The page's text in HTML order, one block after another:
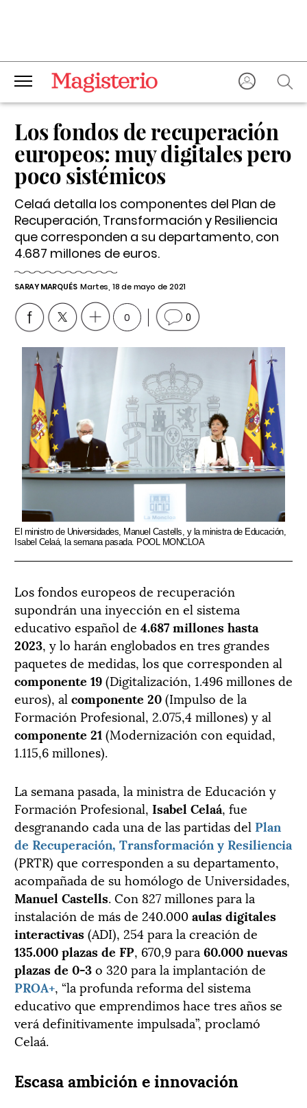
Los fondos de recuperación
europeos: muy digitales pero
poco sistémicos
Celaá detalla los componentes del Plan de
Recuperación, Transformación y Resiliencia
que corresponden a su departamento, con
4.687 millones de euros.
SARAY MARQUÉS Martes, 18 de mayo de 2021
0 0
El ministro de Universidades, Manuel Castells, y la ministra de Educación,
Isabel Celaá, la semana pasada. POOL MONCLOA
Los fondos europeos de recuperación
supondrán una inyección en el sistema
educativo español de 4.687 millones hasta
2023, y lo harán englobados en tres grandes
paquetes de medidas, los que corresponden al
componente 19(Digitalización, 1.496 millones de
euros), al componente 20(Impulso de la
Formación Profesional, 2.075,4 millones) y al
componente 21 (Modernización con equidad,
1.115,6 millones).
La semana pasada, la ministra de Educación y
Formación Profesional, Isabel Celaá, fue
desgranando cada una de las partidas del Plan
de Recuperación, Transformación y Resiliencia
(PRTR) que corresponden a su departamento,
acompañada de su homólogo de Universidades,
Manuel Castells. Con 827 millones para la
instalación de más de 240.000aulas digitales
interactivas(ADI), 254 para la creación de
135.000 plazas de FP, 670,9 para 60.000 nuevas
plazas de 0-3o 320 para la implantación de
PROA+, “la profunda reforma del sistema
educativo que emprendimos hace tres años se
verá definitivamente impulsada”, proclamó
Celaá.
Escasa ambición e innovación